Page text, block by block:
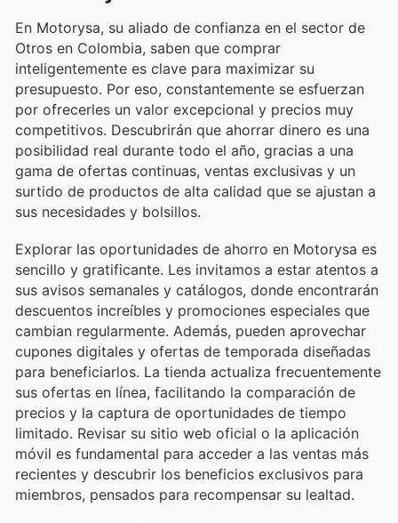
En Motorysa, su aliado de confianza en el sector de
Otros en Colombia, saben que comprar
inteligentemente es clave para maximizar su
presupuesto. Por eso, constantemente se esfuerzan
por ofrecerles un valor excepcional y precios muy
competitivos. Descubrirán que ahorrar dinero es una
posibilidad real durante todo el año, gracias a una
gama de ofertas continuas, ventas exclusivas y un
surtido de productos de alta calidad que se ajustan a
sus necesidades y bolsillos.
Explorar las oportunidades de ahorro en Motorysa es
sencillo y gratificante. Les invitamos a estar atentos a
sus avisos semanales y catálogos, donde encontrarán
descuentos increíbles y promociones especiales que
cambian regularmente. Además, pueden aprovechar
cupones digitales y ofertas de temporada diseñadas
para beneficiarlos. La tienda actualiza frecuentemente
sus ofertas en línea, facilitando la comparación de
precios y la captura de oportunidades de tiempo
limitado. Revisar su sitio web oficial o la aplicación
móvil es fundamental para acceder a las ventas más
recientes y descubrir los beneficios exclusivos para
miembros, pensados para recompensar su lealtad.